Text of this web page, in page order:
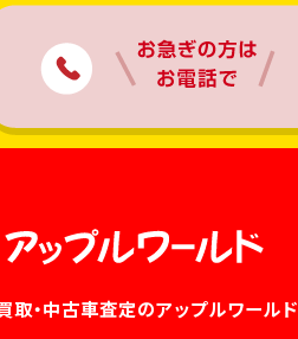
取・中古車査定のアップルワールド